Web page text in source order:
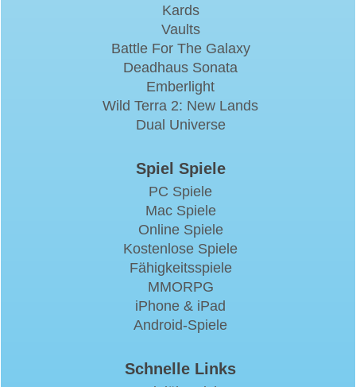
Kards
Vaults
Battle For The Galaxy
Deadhaus Sonata
Emberlight
Wild Terra 2: New Lands
Dual Universe
Spiel Spiele
PC Spiele
Mac Spiele
Online Spiele
Kostenlose Spiele
Fähigkeitsspiele
MMORPG
iPhone & iPad
Android-Spiele
Schnelle Links